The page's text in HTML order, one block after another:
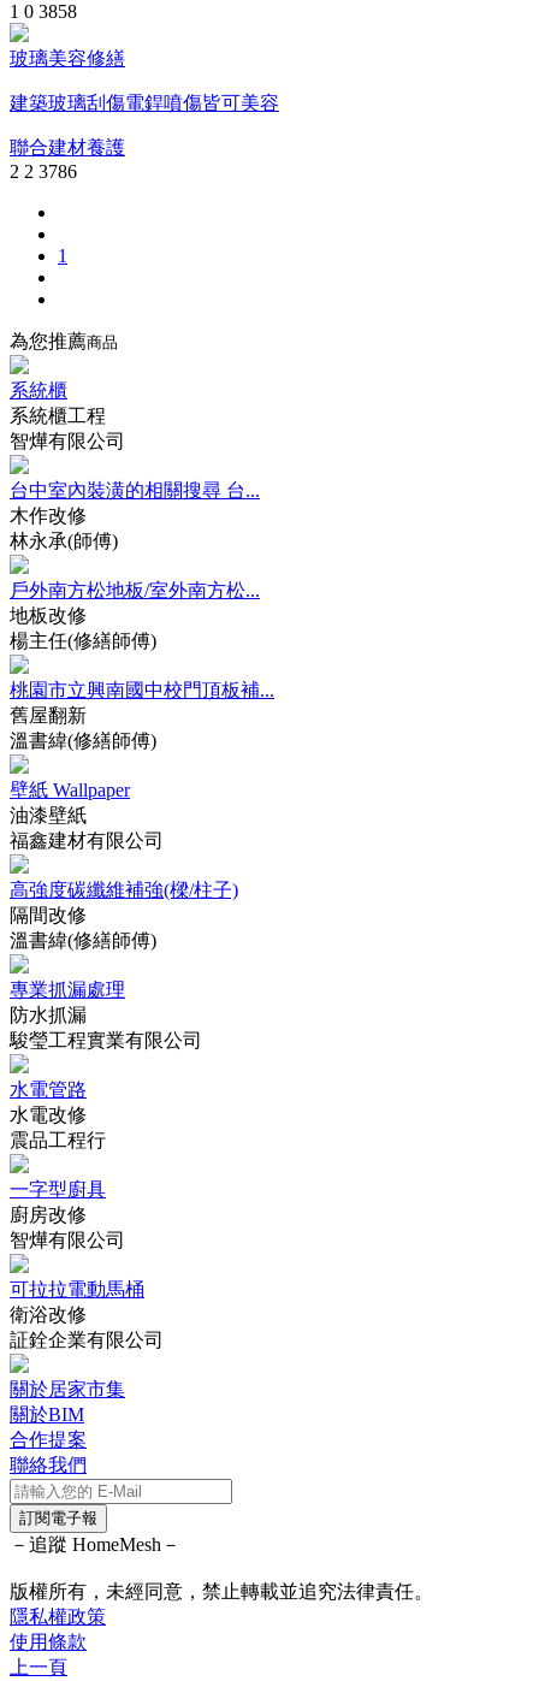
1 0 3858
玻璃美容修繕
建築玻璃刮傷電銲噴傷皆可美容
聯合建材養護
2 2 3786
1
為您推薦商品
系統櫃
系統櫃工程
智燁有限公司
台中室內裝潢的相關搜尋 台...
木作改修
林永承(師傅)
戶外南方松地板/室外南方松...
地板改修
楊主任(修繕師傅)
桃園市立興南國中校門頂板補...
舊屋翻新
溫書緯(修繕師傅)
壁紙 Wallpaper
油漆壁紙
福鑫建材有限公司
高強度碳纖維補強(樑/柱子)
隔間改修
溫書緯(修繕師傅)
專業抓漏處理
防水抓漏
駿瑩工程實業有限公司
水電管路
水電改修
震品工程行
一字型廚具
廚房改修
智燁有限公司
可拉拉電動馬桶
衛浴改修
証銓企業有限公司
關於居家市集
關於BIM
合作提案
聯絡我們
訂閱電子報
－追蹤 HomeMesh－
版權所有，未經同意，禁止轉載並追究法律責任。
隱私權政策
使用條款
上一頁